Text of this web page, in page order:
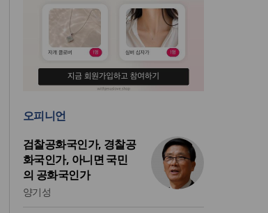
오피니언
검찰공화국인가, 경찰공
화국인가, 아니면 국민
의 공화국인가
양기성